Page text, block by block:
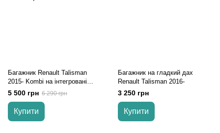
Багажник Renault Talisman
2015- Kombi на інтегровані
рейлінги Aguri Runner
5 500 грн 6 290 грн
Купити
Багажник на гладкий дах
Renault Talisman 2016-
3 250 грн
Купити